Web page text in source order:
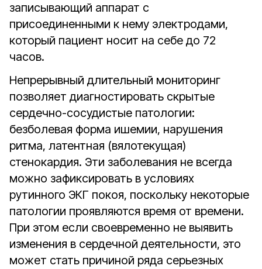
записывающий аппарат с
присоединенными к нему электродами,
который пациент носит на себе до 72
часов.
Непрерывный длительный мониторинг
позволяет диагностировать скрытые
сердечно-сосудистые патологии:
безболевая форма ишемии, нарушения
ритма, латентная (вялотекущая)
стенокардия. Эти заболевания не всегда
можно зафиксировать в условиях
рутинного ЭКГ покоя, поскольку некоторые
патологии проявляются время от времени.
При этом если своевременно не выявить
изменения в сердечной деятельности, это
может стать причиной ряда серьезных